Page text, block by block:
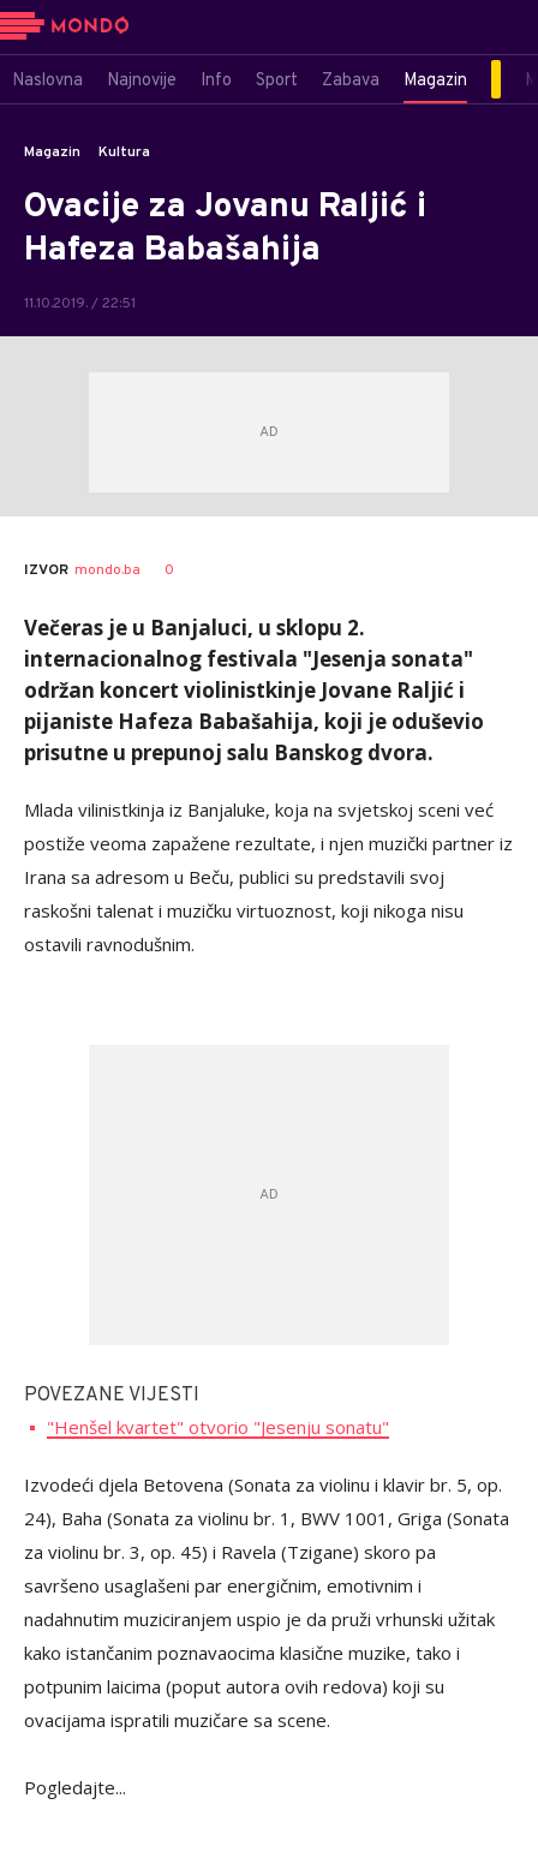
Naslovna Najnovije Info Sport Zabava Magazin
Magazin Kultura
Ovacije za Jovanu Raljić i
Hafeza Babašahija
11.10.2019. / 22:51
AUTOR Stanić
IZVOR mondo.ba 0
Večeras je u Banjaluci, u sklopu 2.
internacionalnog festivala "Jesenja sonata"
održan koncert violinistkinje Jovane Raljić i
pijaniste Hafeza Babašahija, koji je oduševio
prisutne u prepunoj salu Banskog dvora.
Mlada vilinistkinja iz Banjaluke, koja na svjetskoj sceni već
postiže veoma zapažene rezultate, i njen muzički partner iz
Irana sa adresom u Beču, publici su predstavili svoj
raskošni talenat i muzičku virtuoznost, koji nikoga nisu
ostavili ravnodušnim.
POVEZANE VIJESTI
"Henšel kvartet" otvorio "Jesenju sonatu"
Izvodeći djela Betovena (Sonata za violinu i klavir br. 5, op.
24), Baha (Sonata za violinu br. 1, BWV 1001, Griga (Sonata
za violinu br. 3, op. 45) i Ravela (Tzigane) skoro pa
savršeno usaglašeni par energičnim, emotivnim i
nadahnutim muziciranjem uspio je da pruži vrhunski užitak
kako istančanim poznavaocima klasične muzike, tako i
potpunim laicima (poput autora ovih redova) koji su
ovacijama ispratili muzičare sa scene.
Pogledajte...